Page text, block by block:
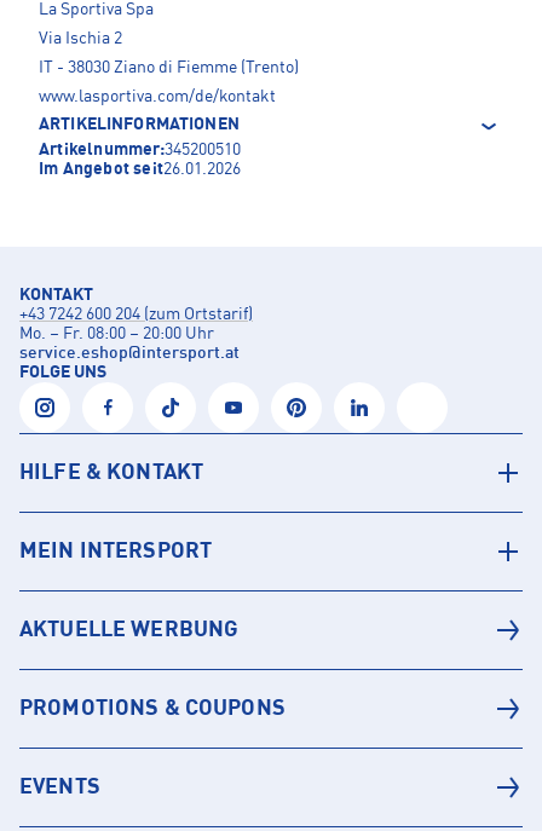
La Sportiva Spa
Via Ischia 2
IT - 38030 Ziano di Fiemme (Trento)
www.lasportiva.com/de/kontakt
ARTIKELINFORMATIONEN
Artikelnummer:345200510
Im Angebot seit26.01.2026
KONTAKT
+43 7242 600 204 (zum Ortstarif)
Mo. – Fr. 08:00 – 20:00 Uhr
service.eshop@intersport.at
FOLGE UNS
HILFE & KONTAKT
MEIN INTERSPORT
AKTUELLE WERBUNG
PROMOTIONS & COUPONS
EVENTS